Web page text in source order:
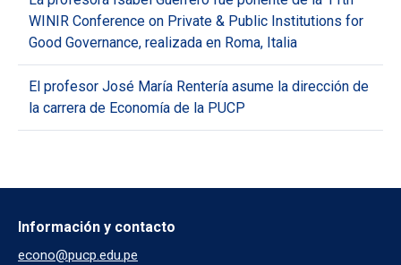
WINIR Conference on Private & Public Institutions for
Good Governance, realizada en Roma, Italia
El profesor José María Rentería asume la dirección de
la carrera de Economía de la PUCP
Información y contacto
econo@pucp.edu.pe